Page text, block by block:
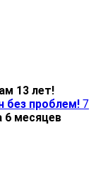
13 лет!
без проблем! 7
6 месяцев